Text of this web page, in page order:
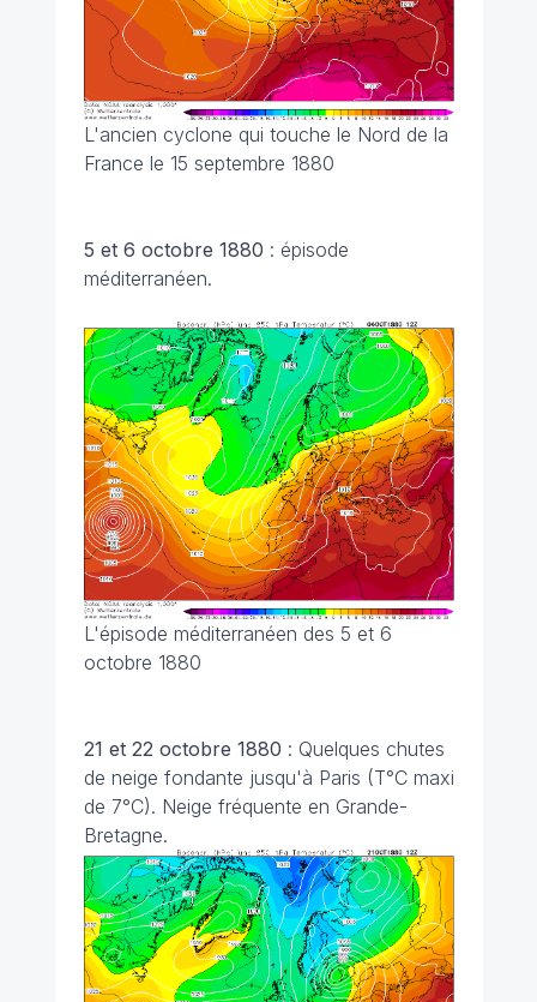
L'ancien cyclone qui touche le Nord de la
France le 15 septembre 1880
5 et 6 octobre 1880 : épisode
méditerranéen.
L'épisode méditerranéen des 5 et 6
octobre 1880
21 et 22 octobre 1880 : Quelques chutes
de neige fondante jusqu'à Paris (T°C maxi
de 7°C). Neige fréquente en Grande-
Bretagne.